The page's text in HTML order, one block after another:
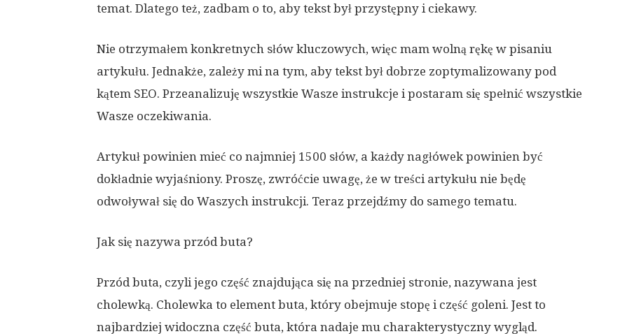
temat. Dlatego też, zadbam o to, aby tekst był przystępny i ciekawy.
Nie otrzymałem konkretnych słów kluczowych, więc mam wolną rękę w pisaniu
artykułu. Jednakże, zależy mi na tym, aby tekst był dobrze zoptymalizowany pod
kątem SEO. Przeanalizuję wszystkie Wasze instrukcje i postaram się spełnić wszystkie
Wasze oczekiwania.
Artykuł powinien mieć co najmniej 1500 słów, a każdy nagłówek powinien być
dokładnie wyjaśniony. Proszę, zwróćcie uwagę, że w treści artykułu nie będę
odwoływał się do Waszych instrukcji. Teraz przejdźmy do samego tematu.
Jak się nazywa przód buta?
Przód buta, czyli jego część znajdująca się na przedniej stronie, nazywana jest
cholewką. Cholewka to element buta, który obejmuje stopę i część goleni. Jest to
najbardziej widoczna część buta, która nadaje mu charakterystyczny wygląd.